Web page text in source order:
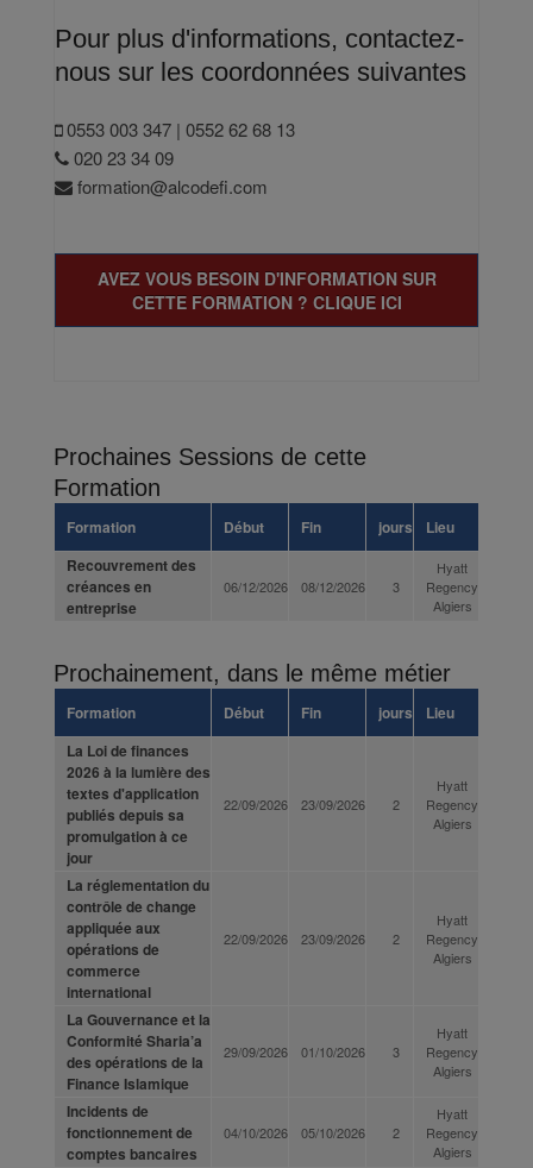
Pour plus d'informations, contactez-
nous sur les coordonnées suivantes
0553 003 347 | 0552 62 68 13
020 23 34 09
formation@alcodefi.com
AVEZ VOUS BESOIN D'INFORMATION SUR
CETTE FORMATION ? CLIQUE ICI
Prochaines Sessions de cette
Formation
Formation Début Fin jours
Lieu
Recouvrement des
créances en
entreprise
06/12/2026 08/12/2026 3
Hyatt
Regency
Algiers
Prochainement, dans le même métier
Formation Début Fin jours
Lieu
La Loi de finances
2026 à la lumière des
textes d'application
publiés depuis sa
promulgation à ce
jour
22/09/2026 23/09/2026 2
Hyatt
Regency
Algiers
La réglementation du
contrôle de change
appliquée aux
opérations de
commerce
international
22/09/2026 23/09/2026 2
Hyatt
Regency
Algiers
La Gouvernance et la
Conformité Sharia’a
des opérations de la
Finance Islamique
29/09/2026 01/10/2026 3
Hyatt
Regency
Algiers
Incidents de
fonctionnement de
comptes bancaires
04/10/2026 05/10/2026 2
Hyatt
Regency
Algiers